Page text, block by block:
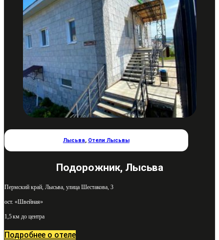
Лысьва, Отели Лысьвы
Подорожник, Лысьва
Пермский край, Лысьва, улица Шестакова, 3
ост. «Швейная»
1,5 км до центра
Подробнее о отеле